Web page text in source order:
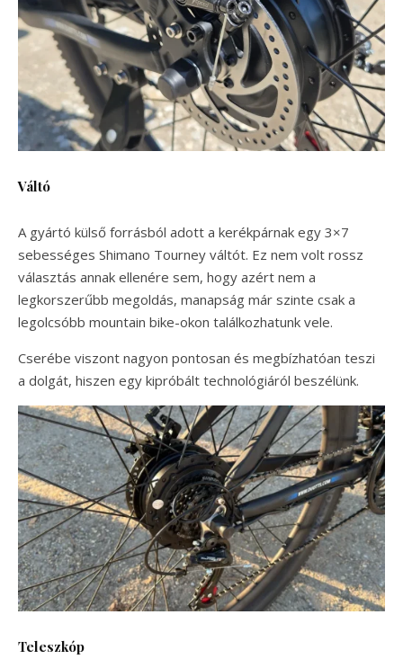
Váltó
A gyártó külső forrásból adott a kerékpárnak egy 3×7
sebességes Shimano Tourney váltót. Ez nem volt rossz
választás annak ellenére sem, hogy azért nem a
legkorszerűbb megoldás, manapság már szinte csak a
legolcsóbb mountain bike-okon találkozhatunk vele.
Cserébe viszont nagyon pontosan és megbízhatóan teszi
a dolgát, hiszen egy kipróbált technológiáról beszélünk.
Teleszkóp